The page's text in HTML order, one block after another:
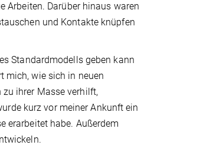
Arbeiten. Darüber hinaus waren
und Kontakte knüpfen
Standardmodells geben kann
mich, wie sich in neuen
ihrer Masse verhilft,
kurz vor meiner Ankunft ein
erarbeitet habe. Außerdem